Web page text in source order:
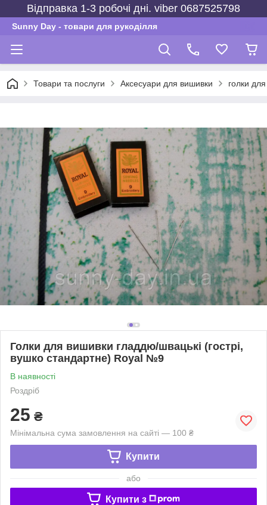
Відправка 1-3 робочі дні. viber 0687525798
Sunny Day - товари для рукоділля
Товари та послуги Аксесуари для вишивки голки
Голки для вишивки гладдю/швацькі (гострі,
вушко стандартне) Royal №9
В наявності
Роздріб
25 ₴
Мінімальна сума замовлення на сайті — 100 ₴
Купити
або
Купити з